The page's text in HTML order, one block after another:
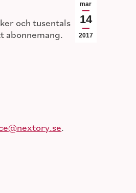
mar
14
2017
och tusentals
abonnemang.
.